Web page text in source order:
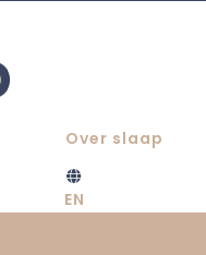
Over slaap
EN